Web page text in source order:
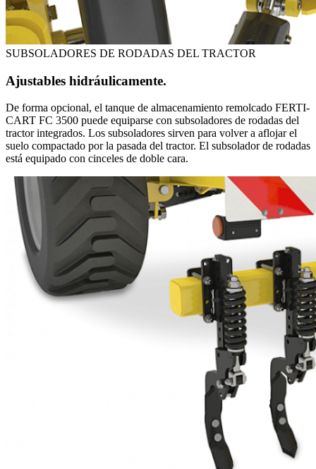
SUBSOLADORES DE RODADAS DEL TRACTOR
Ajustables hidráulicamente.
De forma opcional, el tanque de almacenamiento remolcado FERTI-
CART FC 3500 puede equiparse con subsoladores de rodadas del
tractor integrados. Los subsoladores sirven para volver a aflojar el
suelo compactado por la pasada del tractor. El subsolador de rodadas
está equipado con cinceles de doble cara.